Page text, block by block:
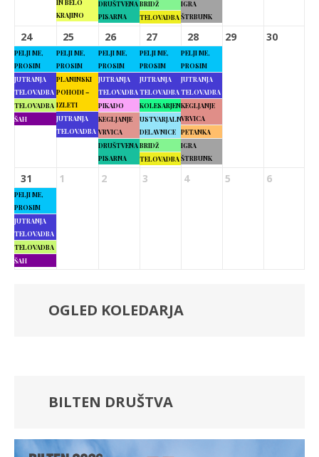
IN BELO
KRAJINO
DRUŠTVENA
PISARNA
BRIDŽ
TELOVADBA
IGRA
ŠTRBUNK
24
PELJI ME,
PROSIM
JUTRANJA
TELOVADBA
TELOVADBA
ŠAH
25
PELJI ME,
PROSIM
PLANINSKI
POHODI –
IZLETI
JUTRANJA
TELOVADBA
26
PELJI ME,
PROSIM
JUTRANJA
TELOVADBA
PIKADO
KEGLJANJE
VRVICA
DRUŠTVENA
PISARNA
27
PELJI ME,
PROSIM
JUTRANJA
TELOVADBA
KOLESARJENJE
USTVARJALNE
DELAVNICE
BRIDŽ
TELOVADBA
28
PELJI ME,
PROSIM
JUTRANJA
TELOVADBA
KEGLJANJE
VRVICA
PETANKA
IGRA
ŠTRBUNK
29 30
31
PELJI ME,
PROSIM
JUTRANJA
TELOVADBA
TELOVADBA
ŠAH
1 2 3 4 5 6
OGLED KOLEDARJA
BILTEN DRUŠTVA